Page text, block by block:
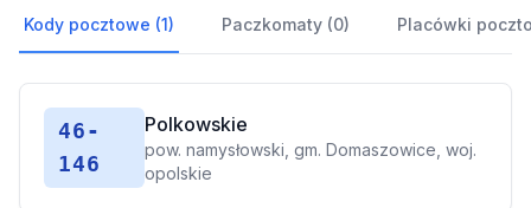
Kody pocztowe (1) Paczkomaty (0) Placówki
46-
146
Polkowskie
pow. namysłowski, gm. Domaszowice, woj.
opolskie